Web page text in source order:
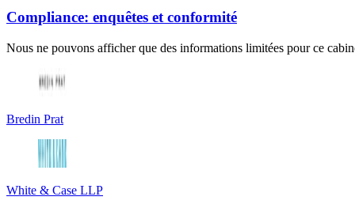
Compliance: enquêtes et conformité
Nous ne pouvons afficher que des informations limitées pour ce
Bredin Prat
White & Case LLP